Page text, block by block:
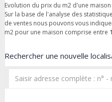
Evolution du prix du m2 d'une
Sur la base de l'analyse des
de ventes nous pouvons vous
m2 pour une maison comprise entre
Rechercher une nouvelle